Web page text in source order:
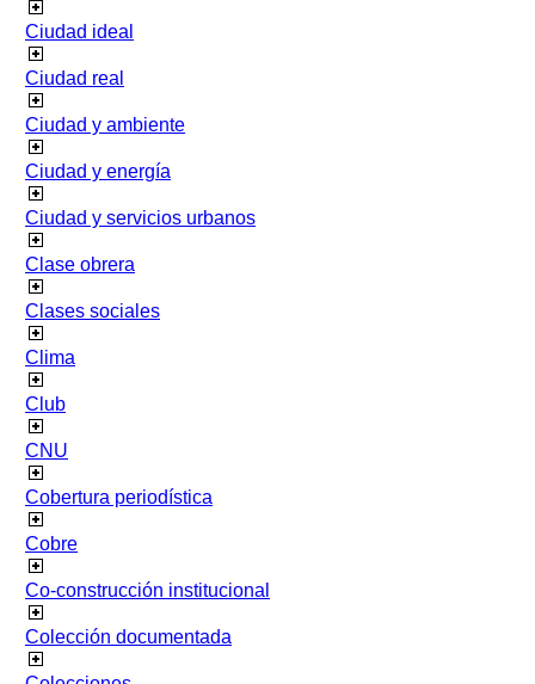
Ciudad ideal
Ciudad real
Ciudad y ambiente
Ciudad y energía
Ciudad y servicios urbanos
Clase obrera
Clases sociales
Clima
Club
CNU
Cobertura periodística
Cobre
Co-construcción institucional
Colección documentada